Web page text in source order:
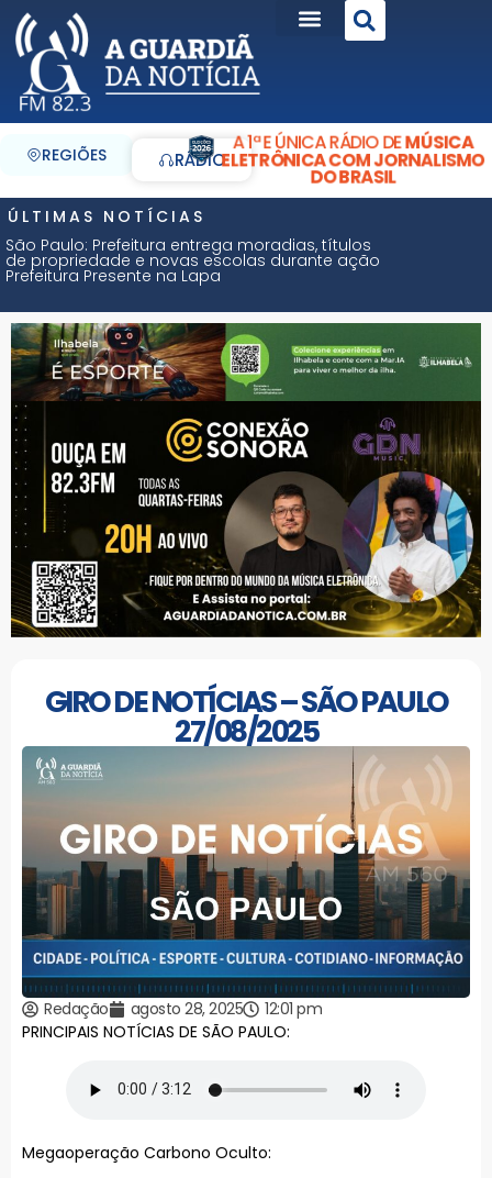
REGIÕES RÁDIO
A 1ª E ÚNICA RÁDIO DEMÚSICA
ELETRÔNICA COM JORNALISMO
DO BRASIL
ÚLTIMAS NOTÍCIAS
São Paulo: Prefeitura entrega moradias, títulos
de propriedade e novas escolas durante ação
Prefeitura Presente na Lapa
GIRO DE NOTÍCIAS – SÃO PAULO
27/08/2025
Redação agosto 28, 2025
12:01 pm
PRINCIPAIS NOTÍCIAS DE SÃO PAULO:
Megaoperação Carbono Oculto: